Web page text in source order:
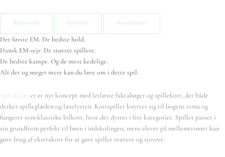
Beksrivelse Forfatter Anmeldelser
Det første EM. De bedste hold.
Dansk EM-sejr. De største spillere.
De bedste kampe. Og de mest kedelige.
Alt det og meget mere kan du lære om i dette spil.
Spil & Læs er et nyt koncept med letlæste faktabøger og spillekort, der både
dyrker spilleglæden og læselysten. Kortspillet knytter sig til bogens tema og
fungerer som klassiske bilkort, hvor der dystes i fire kategorier. Spillet passer i
sin grundform perfekt til børn i indskolingen, mens elever på mellemtrinnet kan
gøre brug af ekstrakort for at gøre spillet sværere og sjovere.